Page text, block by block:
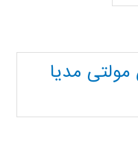
مولتی مدیا